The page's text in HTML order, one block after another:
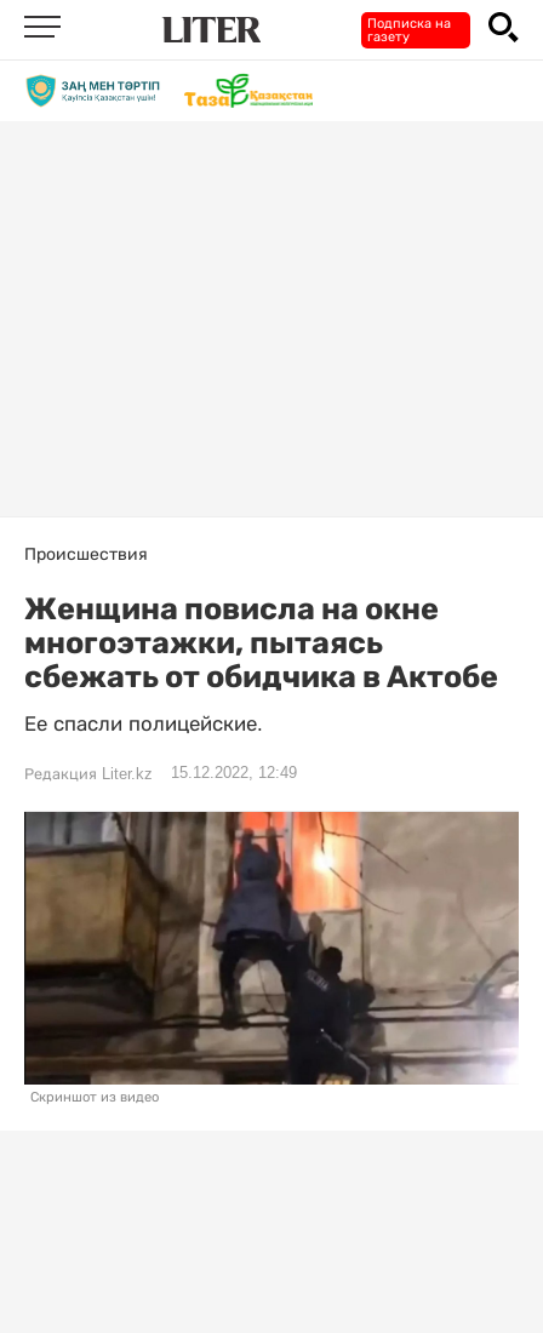
Подписка на
газету
Происшествия
Женщина повисла на окне
многоэтажки, пытаясь
сбежать от обидчика в Актобе
Ее спасли полицейские.
Редакция Liter.kz 15.12.2022, 12:49
Скриншот из видео